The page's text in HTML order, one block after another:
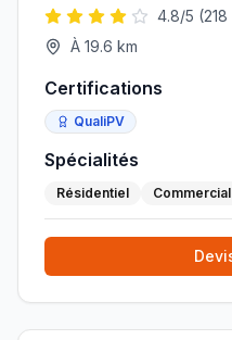
4.8/5 (218
À 19.6 km
Certifications
QualiPV
Spécialités
Résidentiel Commercial